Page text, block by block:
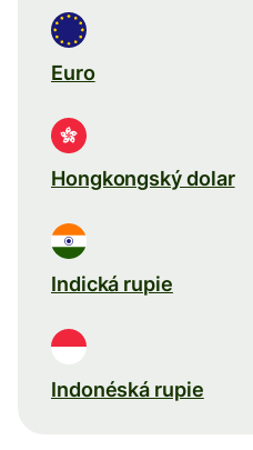
Euro
Hongkongský dolar
Indická rupie
Indonéská rupie